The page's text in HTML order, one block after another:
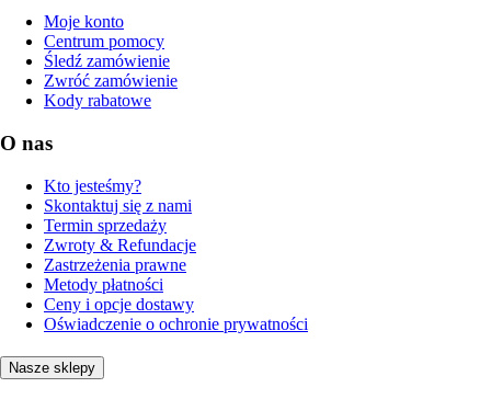
Moje konto
Centrum pomocy
Śledź zamówienie
Zwróć zamówienie
Kody rabatowe
O nas
Kto jesteśmy?
Skontaktuj się z nami
Termin sprzedaży
Zwroty & Refundacje
Zastrzeżenia prawne
Metody płatności
Ceny i opcje dostawy
Oświadczenie o ochronie prywatności
Nasze sklepy